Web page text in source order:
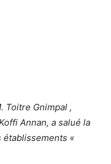
Toitre Gnimpal ,
Annan, a salué la
«